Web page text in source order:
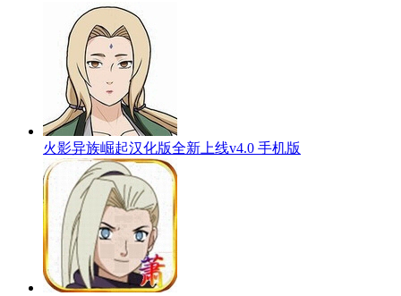
火影异族崛起汉化版全新上线v4.0 手机版